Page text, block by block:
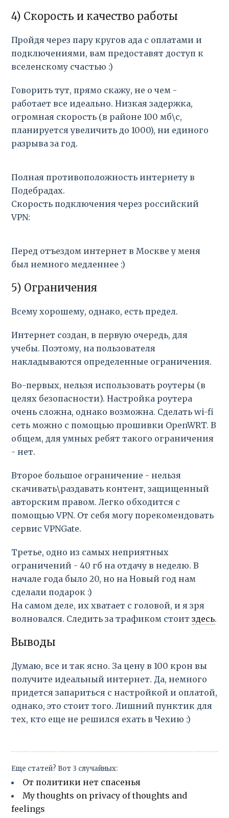
4) Скорость и качество работы
Пройдя через пару кругов ада с оплатами и
подключениями, вам предоставят доступ к
вселенскому счастью :)
Говорить тут, прямо скажу, не о чем -
работает все идеально. Низкая задержка,
огромная скорость (в районе 100 мб\с,
планируется увеличить до 1000), ни единого
разрыва за год.
Полная противоположность интернету в
Подебрадах.
Скорость подключения через российский
VPN:
Перед отъездом интернет в Москве у меня
был немного медленнее :)
5) Ограничения
Всему хорошему, однако, есть предел.
Интернет создан, в первую очередь, для
учебы. Поэтому, на пользователя
накладываются определенные ограничения.
Во-первых, нельзя использовать роутеры (в
целях безопасности). Настройка роутера
очень сложна, однако возможна. Сделать wi-fi
сеть можно с помощью прошивки OpenWRT. В
общем, для умных ребят такого ограничения
- нет.
Второе большое ограничение - нельзя
скачивать\раздавать контент, защищенный
авторским правом. Легко обходится с
помощью VPN. От себя могу порекомендовать
сервис VPNGate.
Третье, одно из самых неприятных
ограничений - 40 гб на отдачу в неделю. В
начале года было 20, но на Новый год нам
сделали подарок :)
На самом деле, их хватает с головой, и я зря
волновался. Следить за трафиком стоитздесь.
Выводы
Думаю, все и так ясно. За цену в 100 крон вы
получите идеальный интернет. Да, немного
придется запариться с настройкой и оплатой,
однако, это стоит того. Лишний пунктик для
тех, кто еще не решился ехать в Чехию :)
Еще статей? Вот 3 случайных:
От политики нет спасенья
My thoughts on privacy of thoughts and
feelings